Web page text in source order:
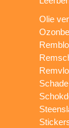
Olie